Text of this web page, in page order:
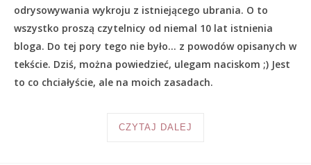
odrysowywania wykroju z istniejącego ubrania. O to
wszystko proszą czytelnicy od niemal 10 lat istnienia
bloga. Do tej pory tego nie było… z powodów opisanych w
tekście. Dziś, można powiedzieć, ulegam naciskom ;) Jest
to co chciałyście, ale na moich zasadach.
CZYTAJ DALEJ